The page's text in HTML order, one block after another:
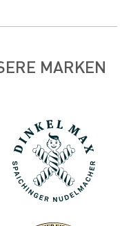
MARKEN